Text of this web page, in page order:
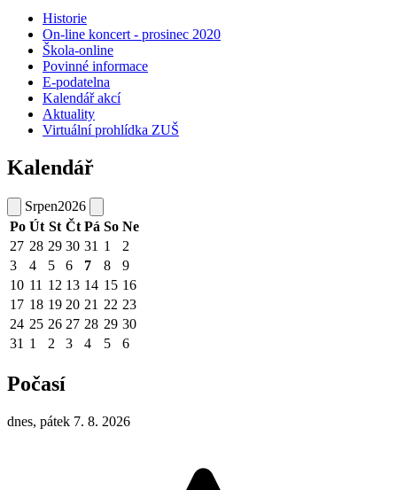
Historie
On-line koncert - prosinec 2020
Škola-online
Povinné informace
E-podatelna
Kalendář akcí
Aktuality
Virtuální prohlídka ZUŠ
Kalendář
Srpen2026
Po Út St Čt Pá So Ne
27 28 29 30 31 1
2
3
4 5 6 7 8
9
10 11 12 13 14 15 16
17 18 19 20 21 22 23
24 25 26 27 28 29 30
31 1 2 3 4 5 6
Počasí
dnes, pátek 7. 8. 2026